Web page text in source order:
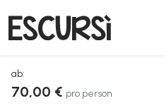
ab:
70,00 € pro person